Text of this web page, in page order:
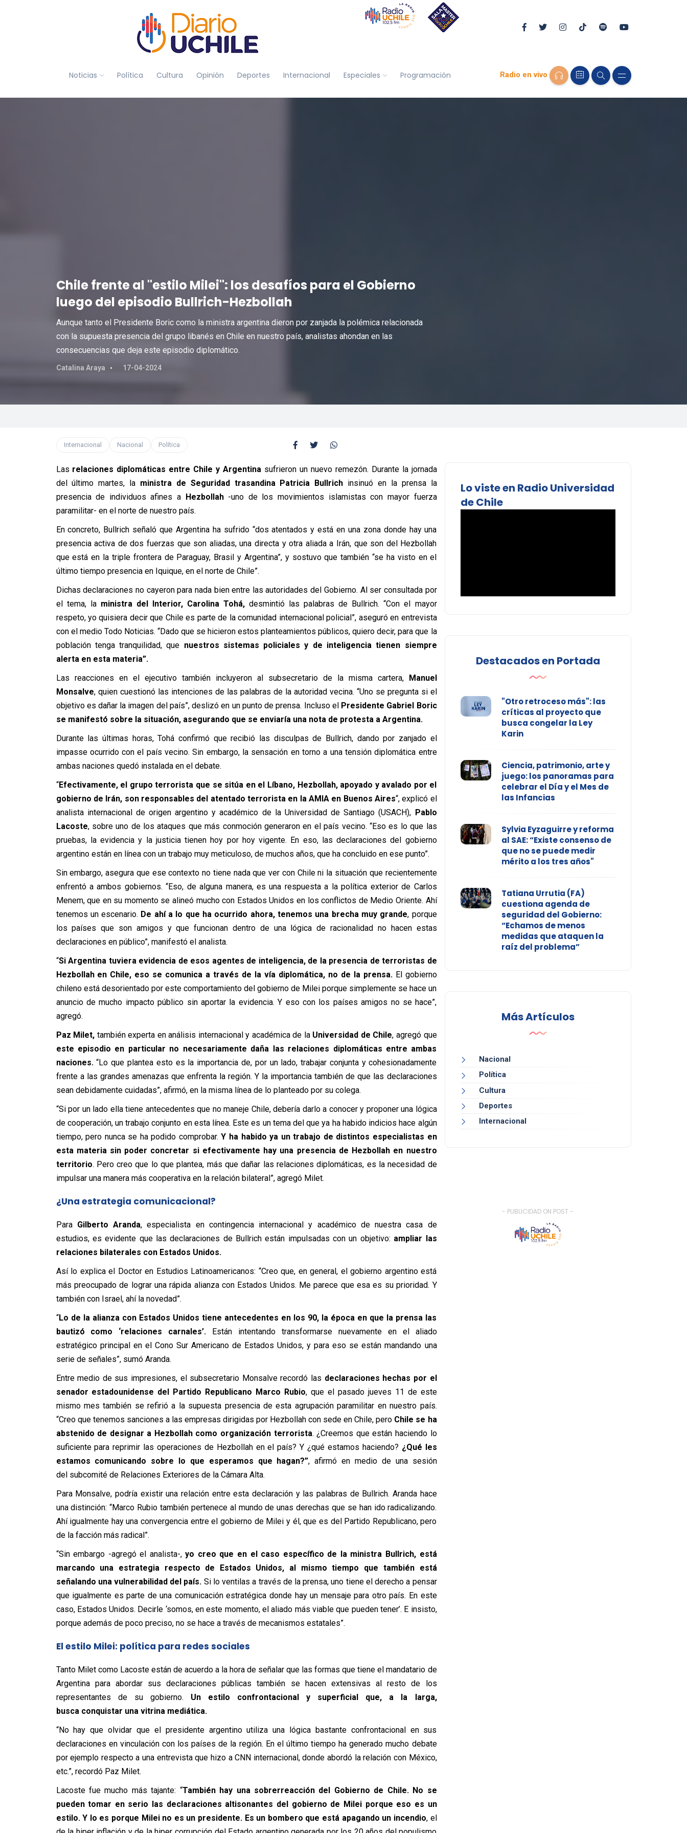
Noticias Política Cultura Opinión Deportes Internacional Especiales Programación Radio en vivo
Chile frente al "estilo Milei": los desafíos para el Gobierno
luego del episodio Bullrich-Hezbollah
Aunque tanto el Presidente Boric como la ministra argentina dieron por zanjada la polémica relacionada
con la supuesta presencia del grupo libanés en Chile en nuestro país, analistas ahondan en las
consecuencias que deja este episodio diplomático.
Catalina Araya 17-04-2024
Internacional Nacional Política
Las relaciones diplomáticas entre Chile y Argentina sufrieron un nuevo remezón. Durante la jornada
del último martes, la ministra de Seguridad trasandina Patricia Bullrich insinuó en la prensa la
presencia de individuos afines a Hezbollah-uno de los movimientos islamistas con mayor fuerza
paramilitar- en el norte de nuestro país.
En concreto, Bullrich señaló que Argentina ha sufrido “dos atentados y está en una zona donde hay una
presencia activa de dos fuerzas que son aliadas, una directa y otra aliada a Irán, que son del Hezbollah
que está en la triple frontera de Paraguay, Brasil y Argentina”, y sostuvo que también “se ha visto en el
último tiempo presencia en Iquique, en el norte de Chile”.
Dichas declaraciones no cayeron para nada bien entre las autoridades del Gobierno. Al ser consultada por
el tema, la ministra del Interior, Carolina Tohá,desmintió las palabras de Bullrich. “Con el mayor
respeto, yo quisiera decir que Chile es parte de la comunidad internacional policial”, aseguró en entrevista
con el medio Todo Noticias. “Dado que se hicieron estos planteamientos públicos, quiero decir, para que la
población tenga tranquilidad, que nuestros sistemas policiales y de inteligencia tienen siempre
alerta en esta materia”.
Las reacciones en el ejecutivo también incluyeron al subsecretario de la misma cartera, Manuel
Monsalve, quien cuestionó las intenciones de las palabras de la autoridad vecina. “Uno se pregunta si el
objetivo es dañar la imagen del país”, deslizó en un punto de prensa. Incluso elPresidente Gabriel Boric
se manifestó sobre la situación, asegurando que se enviaría una nota de protesta a Argentina.
Durante las últimas horas, Tohá confirmó que recibió las disculpas de Bullrich, dando por zanjado el
impasse ocurrido con el país vecino. Sin embargo, la sensación en torno a una tensión diplomática entre
ambas naciones quedó instalada en el debate.
“Efectivamente, el grupo terrorista que se sitúa en el Líbano, Hezbollah, apoyado y avalado por el
gobierno de Irán, son responsables del atentado terrorista en la AMIA en Buenos Aires“, explicó el
analista internacional de origen argentino y académico de la Universidad de Santiago (USACH), Pablo
Lacoste, sobre uno de los ataques que más conmoción generaron en el país vecino. “Eso es lo que las
pruebas, la evidencia y la justicia tienen hoy por hoy vigente. En eso, las declaraciones del gobierno
argentino están en línea con un trabajo muy meticuloso, de muchos años, que ha concluido en ese punto”.
Sin embargo, asegura que ese contexto no tiene nada que ver con Chile ni la situación que recientemente
enfrentó a ambos gobiernos. “Eso, de alguna manera, es una respuesta a la política exterior de Carlos
Menem, que en su momento se alineó mucho con Estados Unidos en los conflictos de Medio Oriente. Ahí
tenemos un escenario. De ahí a lo que ha ocurrido ahora, tenemos una brecha muy grande, porque
los países que son amigos y que funcionan dentro de una lógica de racionalidad no hacen estas
declaraciones en público”, manifestó el analista.
“Si Argentina tuviera evidencia de esos agentes de inteligencia, de la presencia de terroristas de
Hezbollah en Chile, eso se comunica a través de la vía diplomática, no de la prensa.El gobierno
chileno está desorientado por este comportamiento del gobierno de Milei porque simplemente se hace un
anuncio de mucho impacto público sin aportar la evidencia. Y eso con los países amigos no se hace”,
agregó.
Paz Milet, también experta en análisis internacional y académica de la Universidad de Chile, agregó que
este episodio en particular no necesariamente daña las relaciones diplomáticas entre ambas
naciones.“Lo que plantea esto es la importancia de, por un lado, trabajar conjunta y cohesionadamente
frente a las grandes amenazas que enfrenta la región. Y la importancia también de que las declaraciones
sean debidamente cuidadas”, afirmó, en la misma línea de lo planteado por su colega.
“Si por un lado ella tiene antecedentes que no maneje Chile, debería darlo a conocer y proponer una lógica
de cooperación, un trabajo conjunto en esta línea. Este es un tema del que ya ha habido indicios hace algún
tiempo, pero nunca se ha podido comprobar.Y ha habido ya un trabajo de distintos especialistas en
esta materia sin poder concretar si efectivamente hay una presencia de Hezbollah en nuestro
territorio. Pero creo que lo que plantea, más que dañar las relaciones diplomáticas, es la necesidad de
impulsar una manera más cooperativa en la relación bilateral”, agregó Milet.
¿Una estrategia comunicacional?
Para Gilberto Aranda, especialista en contingencia internacional y académico de nuestra casa de
estudios, es evidente que las declaraciones de Bullrich están impulsadas con un objetivo: ampliar las
relaciones bilaterales con Estados Unidos.
Así lo explica el Doctor en Estudios Latinoamericanos: “Creo que, en general, el gobierno argentino está
más preocupado de lograr una rápida alianza con Estados Unidos. Me parece que esa es su prioridad. Y
también con Israel, ahí la novedad”.
“Lo de la alianza con Estados Unidos tiene antecedentes en los 90, la época en que la prensa las
bautizó como ‘relaciones carnales’. Están intentando transformarse nuevamente en el aliado
estratégico principal en el Cono Sur Americano de Estados Unidos, y para eso se están mandando una
serie de señales”, sumó Aranda.
Entre medio de sus impresiones, el subsecretario Monsalve recordó las declaraciones hechas por el
senador estadounidense del Partido Republicano Marco Rubio, que el pasado jueves 11 de este
mismo mes también se refirió a la supuesta presencia de esta agrupación paramilitar en nuestro país.
“Creo que tenemos sanciones a las empresas dirigidas por Hezbollah con sede en Chile, pero Chile se ha
abstenido de designar a Hezbollah como organización terrorista. ¿Creemos que están haciendo lo
suficiente para reprimir las operaciones de Hezbollah en el país? Y ¿qué estamos haciendo? ¿Qué les
estamos comunicando sobre lo que esperamos que hagan?”, afirmó en medio de una sesión
del subcomité de Relaciones Exteriores de la Cámara Alta.
Para Monsalve, podría existir una relación entre esta declaración y las palabras de Bullrich. Aranda hace
una distinción: “Marco Rubio también pertenece al mundo de unas derechas que se han ido radicalizando.
Ahí igualmente hay una convergencia entre el gobierno de Milei y él, que es del Partido Republicano, pero
de la facción más radical”.
“Sin embargo -agregó el analista-,yo creo que en el caso específico de la ministra Bullrich, está
marcando una estrategia respecto de Estados Unidos, al mismo tiempo que también está
señalando una vulnerabilidad del país. Si lo ventilas a través de la prensa, uno tiene el derecho a pensar
que igualmente es parte de una comunicación estratégica donde hay un mensaje para otro país. En este
caso, Estados Unidos. Decirle ‘somos, en este momento, el aliado más viable que pueden tener’. E insisto,
porque además de poco preciso, no se hace a través de mecanismos estatales”.
El estilo Milei: política para redes sociales
Tanto Milet como Lacoste están de acuerdo a la hora de señalar que las formas que tiene el mandatario de
Argentina para abordar sus declaraciones públicas también se hacen extensivas al resto de los
representantes de su gobierno. Un estilo confrontacional y superficial que, a la larga,
busca conquistar una vitrina mediática.
“No hay que olvidar que el presidente argentino utiliza una lógica bastante confrontacional en sus
declaraciones en vinculación con los países de la región. En el último tiempo ha generado mucho debate
por ejemplo respecto a una entrevista que hizo a CNN internacional, donde abordó la relación con México,
etc.”, recordó Paz Milet.
Lacoste fue mucho más tajante: “También hay una sobrerreacción del Gobierno de Chile. No se
pueden tomar en serio las declaraciones altisonantes del gobierno de Milei porque eso es un
estilo. Y lo es porque Milei no es un presidente. Es un bombero que está apagando un incendio, el
Lo viste en Radio Universidad
de Chile
Destacados en Portada
"Otro retroceso más": las
críticas al proyecto que
busca congelar la Ley
Karin
Ciencia, patrimonio, arte y
juego: los panoramas para
celebrar el Día y el Mes de
las Infancias
Sylvia Eyzaguirre y reforma
al SAE: “Existe consenso de
que no se puede medir
mérito a los tres años"
Tatiana Urrutia (FA)
cuestiona agenda de
seguridad del Gobierno:
“Echamos de menos
medidas que ataquen la
raíz del problema”
Más Artículos
Nacional
Política
Cultura
Deportes
Internacional
- PUBLICIDAD ON POST -